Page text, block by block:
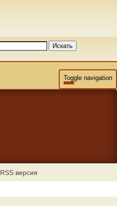
Искать
Toggle navigation
RSS версия